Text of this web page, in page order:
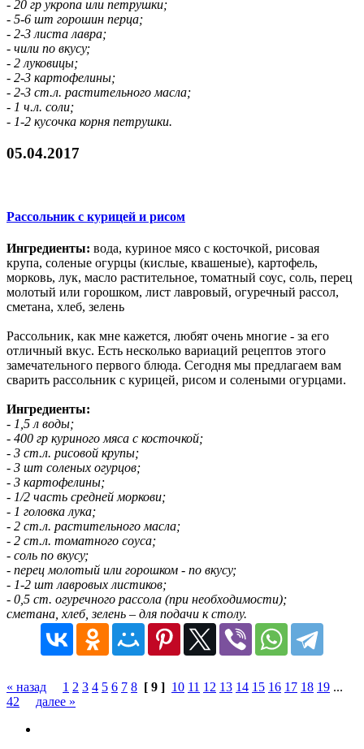
- 20 гр укропа или петрушки;
- 5-6 шт горошин перца;
- 2-3 листа лавра;
- чили по вкусу;
- 2 луковицы;
- 2-3 картофелины;
- 2-3 ст.л. растительного масла;
- 1 ч.л. соли;
- 1-2 кусочка корня петрушки.
05.04.2017
Рассольник с курицей и рисом
Ингредиенты: вода, куриное мясо с косточкой, рисовая
крупа, соленые огурцы (кислые, квашеные), картофель,
морковь, лук, масло растительное, томатный соус, соль, перец
молотый или горошком, лист лавровый, огуречный рассол,
сметана, хлеб, зелень
Рассольник, как мне кажется, любят очень многие - за его
отличный вкус. Есть несколько вариаций рецептов этого
замечательного первого блюда. Сегодня мы предлагаем вам
сварить рассольник с курицей, рисом и солеными огурцами.
Ингредиенты:
- 1,5 л воды;
- 400 гр куриного мяса с косточкой;
- 3 ст.л. рисовой крупы;
- 3 шт соленых огурцов;
- 3 картофелины;
- 1/2 часть средней моркови;
- 1 головка лука;
- 2 ст.л. растительного масла;
- 2 ст.л. томатного соуса;
- соль по вкусу;
- перец молотый или горошком - по вкусу;
- 1-2 шт лавровых листиков;
- 0,5 ст. огуречного рассола (при необходимости);
сметана, хлеб, зелень – для подачи к столу.
« назад 1 2 3 4 5 6 7 8 [ 9 ] 10 11 12 13 14 15 16 17 18 19 ...
42
далее »